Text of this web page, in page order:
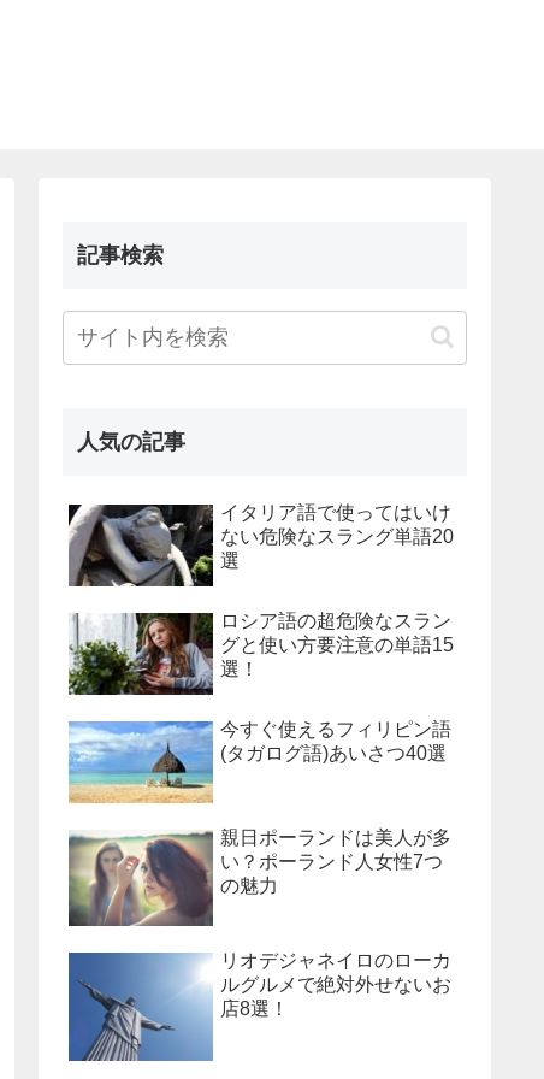
記事検索
人気の記事
イタリア語で使ってはいけ
ない危険なスラング単語20
選
ロシア語の超危険なスラン
グと使い方要注意の単語15
選！
今すぐ使えるフィリピン語
(タガログ語)あいさつ40選
親日ポーランドは美人が多
い？ポーランド人女性7つ
の魅力
リオデジャネイロのローカ
ルグルメで絶対外せないお
店8選！